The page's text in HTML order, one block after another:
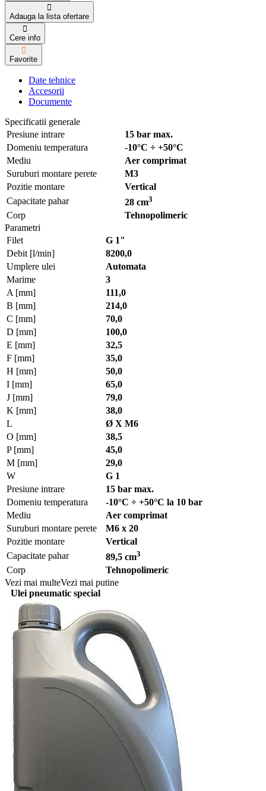
Adauga la lista ofertare
Cere info
Favorite
Date tehnice
Accesorii
Documente
Specificatii generale
Presiune intrare
15 bar max.
Domeniu temperatura
-10°C ÷ +50°C
Mediu
Aer comprimat
Suruburi montare perete
M3
Pozitie montare
Vertical
Capacitate pahar
28 cm3
Corp
Tehnopolimeric
Parametri
Filet
G 1"
Debit [l/min]
8200,0
Umplere ulei
Automata
Marime
3
A [mm]
111,0
B [mm]
214,0
C [mm]
70,0
D [mm]
100,0
E [mm]
32,5
F [mm]
35,0
H [mm]
50,0
I [mm]
65,0
J [mm]
79,0
K [mm]
38,0
L
Ø X M6
O [mm]
38,5
P [mm]
45,0
M [mm]
29,0
W
G 1
Presiune intrare
15 bar max.
Domeniu temperatura
-10°C ÷ +50°C la 10 bar
Mediu
Aer comprimat
Suruburi montare perete
M6 x 20
Pozitie montare
Vertical
Capacitate pahar
89,5 cm3
Corp
Tehnopolimeric
Vezi mai multeVezi mai putine
Ulei pneumatic special